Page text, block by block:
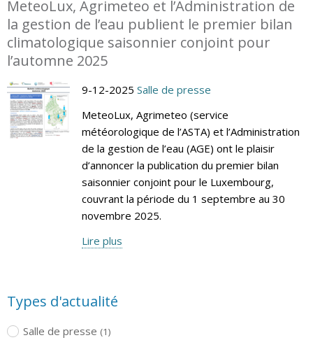
MeteoLux, Agrimeteo et l’Administration de
la gestion de l’eau publient le premier bilan
climatologique saisonnier conjoint pour
l’automne 2025
9-12-2025 Salle de presse
MeteoLux, Agrimeteo (service
météorologique de l’ASTA) et l’Administration
de la gestion de l’eau (AGE) ont le plaisir
d’annoncer la publication du premier bilan
saisonnier conjoint pour le Luxembourg,
couvrant la période du 1 septembre au 30
novembre 2025.
Lire plus
Types d'actualité
Salle de presse (1)